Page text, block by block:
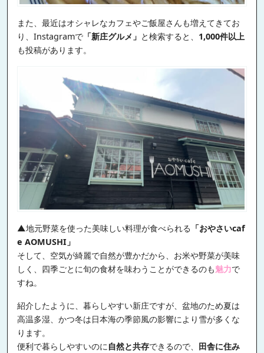
また、最近はオシャレなカフェやご飯屋さんも増えてきてお
り、Instagramで 「新庄グルメ」 と検索すると、 1,000件以上
も投稿があります。
▲地元野菜を使った美味しい料理が食べられる 「おやさいcaf
e AOMUSHI」
そして、空気が綺麗で自然が豊かだから、お米や野菜が美味
しく、四季ごとに旬の食材を味わうことができるのも魅力で
すね。
紹介したように、暮らしやすい新庄ですが、盆地のため夏は
高温多湿、かつ冬は日本海の季節風の影響により雪が多くな
ります。
便利で暮らしやすいのに自然と共存できるので、 田舎に住み